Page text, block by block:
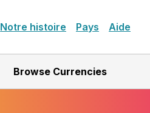
Notre histoire Pays Aide
Browse Currencies